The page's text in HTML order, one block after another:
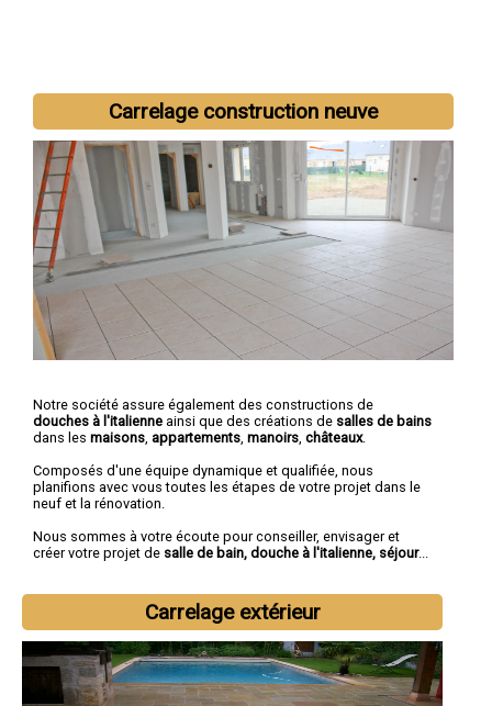
Nous intervenons aussi dans les villes suivantes :Bourges
Vierzon,Saint-Amand-Montrond,Saint-Doulchard,Mehun-sur-
Yèvre,Saint-Florent-sur-Cher,Aubigny-sur-Nère,Saint-Germain-
du-Puy
Dun-sur-Auron, Trouy
Carrelage construction neuve
Notre société assure également des constructions de
douches à l'italienne ainsi que des créations de salles de bains
dans les maisons appartements manoirs châteaux.
Composés d'une équipe dynamique et qualifiée, nous
planifions avec vous toutes les étapes de votre projet dans le
neuf et la rénovation.
Nous sommes à votre écoute pour conseiller, envisager et
créer votre projet de salle de bain, douche à l'italienne, séjour...
Carrelage extérieur